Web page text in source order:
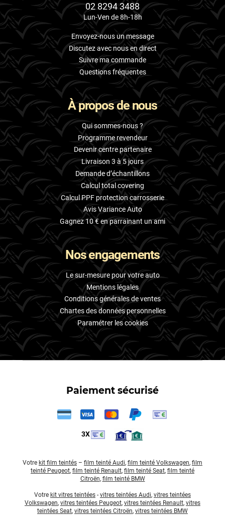
02 8294 3488
Lun-Ven de 8h-18h
Envoyez-nous un message
Discutez avec nous en direct
Suivre ma commande
Questions fréquentes
À propos de nous
Qui sommes-nous ?
Programme revendeur
Devenir centre partenaire
Livraison 3 à 5 jours
Demande d’échantillons
Calcul total covering
Calcul PPF protection carrosserie
Avis Variance Auto
Gagnez 10 € en parrainant un ami
Nos engagements
Le sur-mesure pour votre auto
Mentions légales
Conditions générales de ventes
Chartes des données personnelles
Paramétrer les cookies
Paiement sécurisé
3X
Votre kit film teintés – film teinté Audi, film teinté Volkswagen, film
teinté Peugeot, film teinté Renault, film teinté Seat, film teinté
Citroën, film teinté BMW
Votre kit vitres teintées - vitres teintées Audi, vitres teintées
Volkswagen, vitres teintées Peugeot, vitres teintées Renault, vitres
teintées Seat, vitres teintées Citroën, vitres teintées BMW